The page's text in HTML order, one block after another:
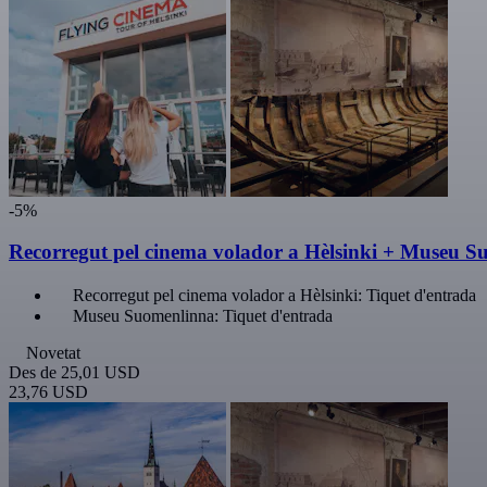
-5%
Recorregut pel cinema volador a Hèlsinki + Museu
Recorregut pel cinema volador a Hèlsinki: Tiquet d'entrada
Museu Suomenlinna: Tiquet d'entrada
Novetat
Des de 25,01 USD
23,76 USD